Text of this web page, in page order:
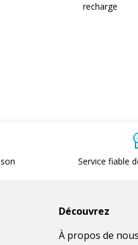
recharge
Service fiable
Découvrez
À propos de nous